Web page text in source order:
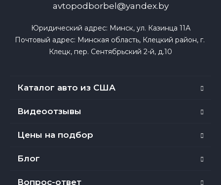
avtopodborbel@yandex.by
Юридический адрес: Минск, ул. Казинца 11А
Почтовый адрес: Минская область, Клецкий район, г.
Клецк, пер. Сентябрьский 2-й, д.10
Каталог авто из США
Видеоотзывы
Цены на подбор
Блог
Вопрос-ответ